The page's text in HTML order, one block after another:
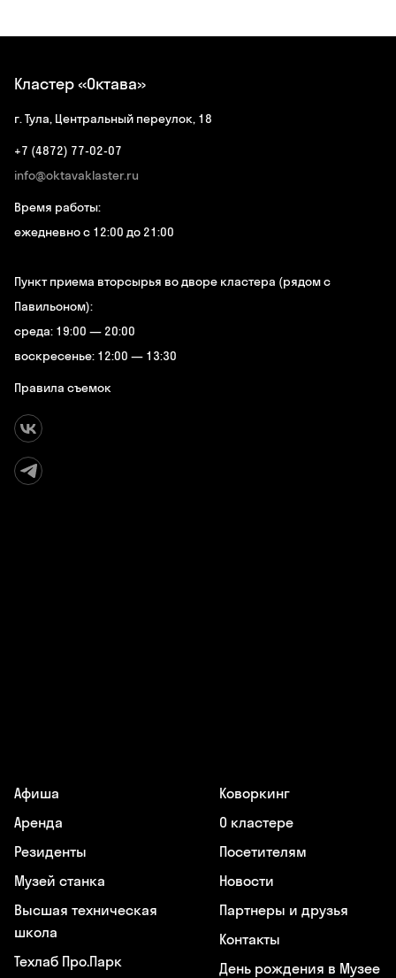
Кластер «Октава»
г. Тула, Центральный переулок, 18
+7 (4872) 77-02-07
info@oktavaklaster.ru
Время работы:
ежедневно с 12:00 до 21:00
Пункт приема вторсырья во дворе кластера (рядом с
Павильоном):
среда: 19:00 — 20:00
воскресенье: 12:00 — 13:30
Правила съемок
Афиша
Аренда
Резиденты
Музей станка
Высшая техническая
школа
Техлаб Про.Парк
Коворкинг
О кластере
Посетителям
Новости
Партнеры и друзья
Контакты
День рождения в Музее